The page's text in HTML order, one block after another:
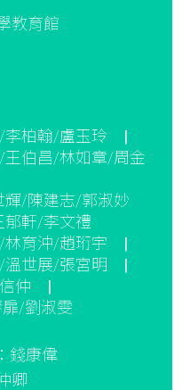
教育館
柏翰/盧玉玲
|
伯昌/林如章/周金
輝/陳建志/郭淑妙
郁軒/李文禮
育沖/趙珩宇
|
世展/張宮明
|
仲
|
/劉淑雯
錢康偉
卿